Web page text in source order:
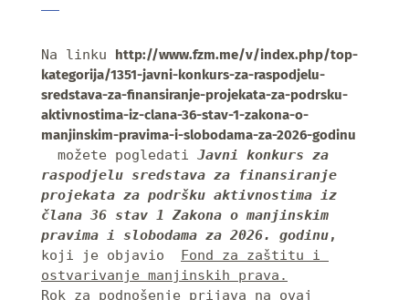
Na linku
http://www.fzm.me/v/index.php/top-
kategorija/1351-javni-konkurs-za-raspodjelu-
sredstava-za-finansiranje-projekata-za-podrsku-
aktivnostima-iz-clana-36-stav-1-zakona-o-
manjinskim-pravima-i-slobodama-za-2026-godinu
možete pogledati Javni konkurs za
raspodjelu sredstava za finansiranje
projekata za podršku aktivnostima iz
člana 36 stav 1 Zakona o manjinskim
pravima i slobodama za 2026. godinu
koji je objavio
Fond za zaštitu i
ostvarivanje manjinskih prava.
Rok za podnošenje prijava na ovaj